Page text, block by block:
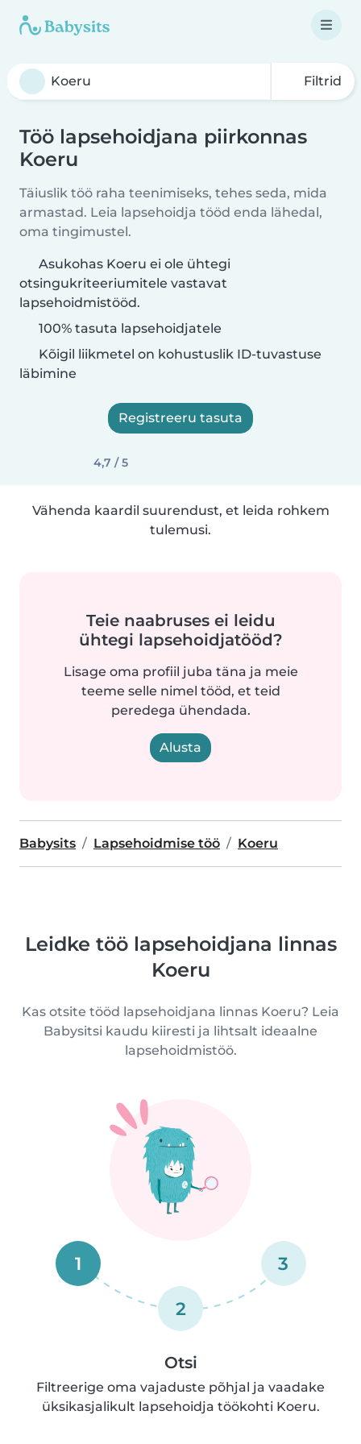
Filtrid
Töö lapsehoidjana piirkonnas
Koeru
Täiuslik töö raha teenimiseks, tehes seda, mida
armastad. Leia lapsehoidja tööd enda lähedal,
oma tingimustel.
Asukohas Koeru ei ole ühtegi
otsingukriteeriumitele vastavat
lapsehoidmistööd.
100% tasuta lapsehoidjatele
Kõigil liikmetel on kohustuslik ID-tuvastuse
läbimine
Registreeru tasuta
4,7 / 5
Vähenda kaardil suurendust, et leida rohkem
tulemusi.
Teie naabruses ei leidu
ühtegi lapsehoidjatööd?
Lisage oma profiil juba täna ja meie
teeme selle nimel tööd, et teid
peredega ühendada.
Alusta
Babysits Lapsehoidmise töö Koeru
Leidke töö lapsehoidjana linnas
Koeru
Kas otsite tööd lapsehoidjana linnas Koeru? Leia
Babysitsi kaudu kiiresti ja lihtsalt ideaalne
lapsehoidmistöö.
1
2
3
Otsi
Filtreerige oma vajaduste põhjal ja vaadake
üksikasjalikult lapsehoidja töökohti Koeru.